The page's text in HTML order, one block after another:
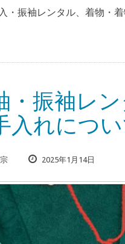
・振袖レンタル、着物・
・振袖レ
れについ
2025年1月14日